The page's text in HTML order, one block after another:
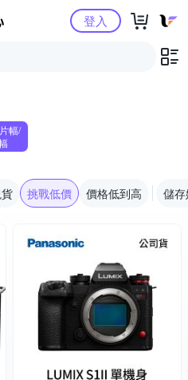
Yahoo購物中心登入
幅/
挑戰低價 價格低到高 儲